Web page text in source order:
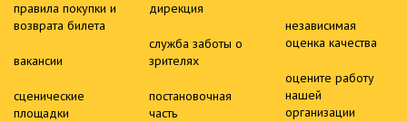
правила покупки и
возврата билета
вакансии
сценические
площадки
дирекция
служба заботы о
зрителях
постановочная
часть
независимая
оценка качества
оцените работу
нашей
организации